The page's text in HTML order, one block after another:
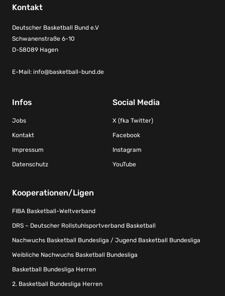
Kontakt
Deutscher Basketball Bund e.V
Schwanenstraße 6-10
D-58089 Hagen
E-Mail: info@basketball-bund.de
Infos
Jobs
Kontakt
Impressum
Datenschutz
Social Media
X (fka Twitter)
Facebook
Instagram
YouTube
Kooperationen/Ligen
FIBA Basketball-Weltverband
DRS – Deutscher Rollstuhlsportverband Basketball
Nachwuchs Basketball Bundesliga / Jugend Basketball Bundesliga
Weibliche Nachwuchs Basketball Bundesliga
Basketball Bundesliga Herren
2. Basketball Bundesliga Herren